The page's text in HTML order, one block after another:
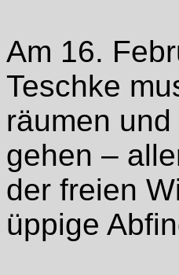
Am 16.
Teschke
räumen
gehen –
der freien
üppige